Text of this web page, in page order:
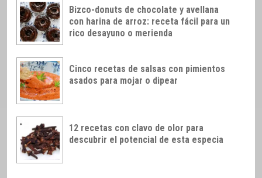
Bizco-donuts de chocolate y avellana
con harina de arroz: receta fácil para un
rico desayuno o merienda
Cinco recetas de salsas con pimientos
asados para mojar o dipear
12 recetas con clavo de olor para
descubrir el potencial de esta especia